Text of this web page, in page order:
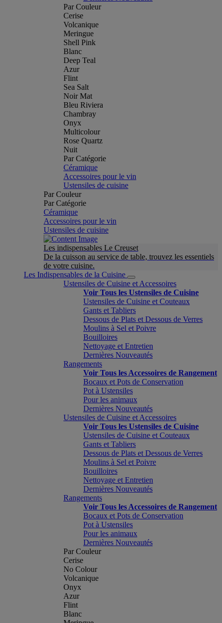
Par Couleur
Cerise
Volcanique
Meringue
Shell Pink
Blanc
Deep Teal
Azur
Flint
Sea Salt
Noir Mat
Bleu Riviera
Chambray
Onyx
Multicolour
Rose Quartz
Nuit
Par Catégorie
Céramique
Accessoires pour le vin
Ustensiles de cuisine
Par Couleur
Par Catégorie
Céramique
Accessoires pour le vin
Ustensiles de cuisine
Les indispensables Le Creuset
De la cuisson au service de table, trouvez les essentiels
de votre cuisine.
Les Indispensables de la Cuisine
Ustensiles de Cuisine et Accessoires
Voir Tous les Ustensiles de Cuisine
Ustensiles de Cuisine et Couteaux
Gants et Tabliers
Dessous de Plats et Dessous de Verres
Moulins à Sel et Poivre
Bouilloires
Nettoyage et Entretien
Dernières Nouveautés
Rangements
Voir Tous les Accessoires de Rangement
Bocaux et Pots de Conservation
Pot à Ustensiles
Pour les animaux
Dernières Nouveautés
Ustensiles de Cuisine et Accessoires
Voir Tous les Ustensiles de Cuisine
Ustensiles de Cuisine et Couteaux
Gants et Tabliers
Dessous de Plats et Dessous de Verres
Moulins à Sel et Poivre
Bouilloires
Nettoyage et Entretien
Dernières Nouveautés
Rangements
Voir Tous les Accessoires de Rangement
Bocaux et Pots de Conservation
Pot à Ustensiles
Pour les animaux
Dernières Nouveautés
Par Couleur
Cerise
No Colour
Volcanique
Onyx
Azur
Flint
Blanc